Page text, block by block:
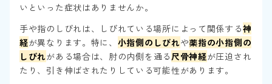
いといった症状はありませんか。
手や指のしびれは、しびれている場所によって関係する神
経が異なります。特に、 小指側のしびれや薬指の小指側の
しびれがある場合は、肘の内側を通る 尺骨神経が圧迫され
たり、引き伸ばされたりしている可能性があります。